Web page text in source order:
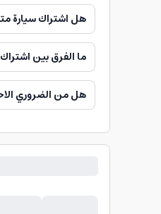
هل اشتراك سيارة
ما الفرق بين
هل من الضروري